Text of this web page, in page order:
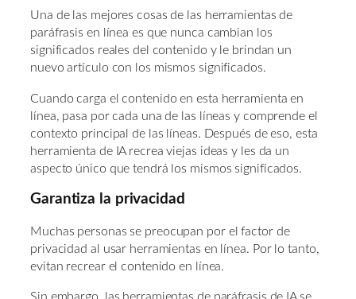
Una de las mejores cosas de las herramientas de
paráfrasis en línea es que nunca cambian los
significados reales del contenido y le brindan un
nuevo artículo con los mismos significados.
Cuando carga el contenido en esta herramienta en
línea, pasa por cada una de las líneas y comprende el
contexto principal de las líneas. Después de eso, esta
herramienta de IA recrea viejas ideas y les da un
aspecto único que tendrá los mismos significados.
Garantiza la privacidad
Muchas personas se preocupan por el factor de
privacidad al usar herramientas en línea. Por lo tanto,
evitan recrear el contenido en línea.